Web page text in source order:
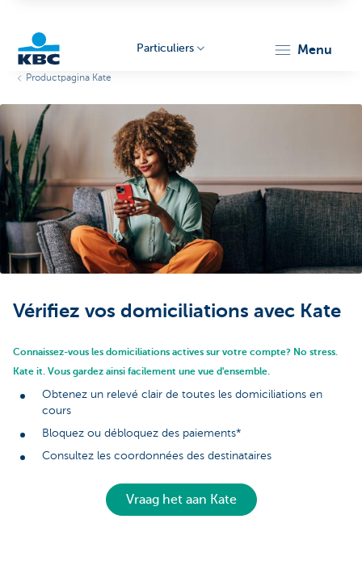
Particuliers menu
Productpagina Kate
Vérifiez vos domiciliations avec Kate
Connaissez-vous les domiciliations actives sur votre compte? No stress.
Kate it. Vous gardez ainsi facilement une vue d'ensemble.
Obtenez un relevé clair de toutes les domiciliations en
cours
Bloquez ou débloquez des paiements*
Consultez les coordonnées des destinataires
Vraag het aan Kate